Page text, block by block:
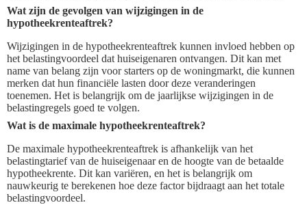
Wat zijn de gevolgen van wijzigingen in de
hypotheekrenteaftrek?
Wijzigingen in de hypotheekrenteaftrek kunnen invloed hebben op
het belastingvoordeel dat huiseigenaren ontvangen. Dit kan met
name van belang zijn voor starters op de woningmarkt, die kunnen
merken dat hun financiële lasten door deze veranderingen
toenemen. Het is belangrijk om de jaarlijkse wijzigingen in de
belastingregels goed te volgen.
Wat is de maximale hypotheekrenteaftrek?
De maximale hypotheekrenteaftrek is afhankelijk van het
belastingtarief van de huiseigenaar en de hoogte van de betaalde
hypotheekrente. Dit kan variëren, en het is belangrijk om
nauwkeurig te berekenen hoe deze factor bijdraagt aan het totale
belastingvoordeel.